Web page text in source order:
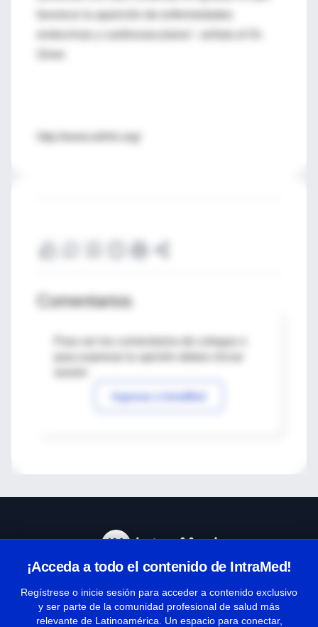
favorece la aparición de enfermedades
Comentarios
Para ver los comentarios de colegas o
Ingresar a IntraMed
¡Acceda a todo el contenido de IntraMed!
Regístrese o inicie sesión para acceder a contenido exclusivo
y ser parte de la comunidad profesional de salud más
relevante de Latinoamérica. Un espacio para conectar,